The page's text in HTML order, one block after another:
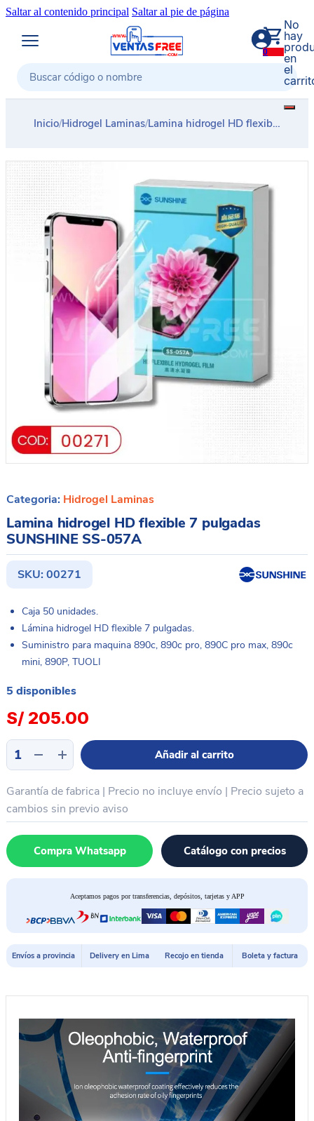
Saltar al contenido principal Saltar al pie de página
Buscar
0
No
hay
en
el
Inicio/Hidrogel Laminas/Lamina hidrogel HD flexible 7 pulgadas SUNSHINE SS-057A
Categoria: Hidrogel Laminas
Lamina hidrogel HD flexible 7 pulgadas
SUNSHINE SS-057A
SKU: 00271
Caja 50 unidades.
Lámina hidrogel HD flexible 7 pulgadas.
Suministro para maquina 890c, 890c pro, 890C pro max, 890c
mini, 890P, TUOLI
5 disponibles
S/ 205.00
Lamina
hidrogel
flexible
7
pulgadas
SUNSHINE
SS-
057A
Añadir al carrito
Garantía de fabrica | Precio no incluye envío | Precio sujeto a
cambios sin previo aviso
Compra Whatsapp Catálogo con precios
Aceptamos pagos por transferencias, depósitos, tarjetas y APP
Envíos a provincia Delivery en Lima Recojo en tienda Boleta y factura